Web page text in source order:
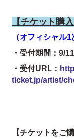
【チケット購入
（オフィシャル
・受付期間：9/
・受付URL：
ticket.jp/artist/
【チケットをご